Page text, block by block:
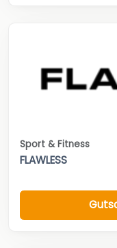
Sport & Fitness
FLAWLESS